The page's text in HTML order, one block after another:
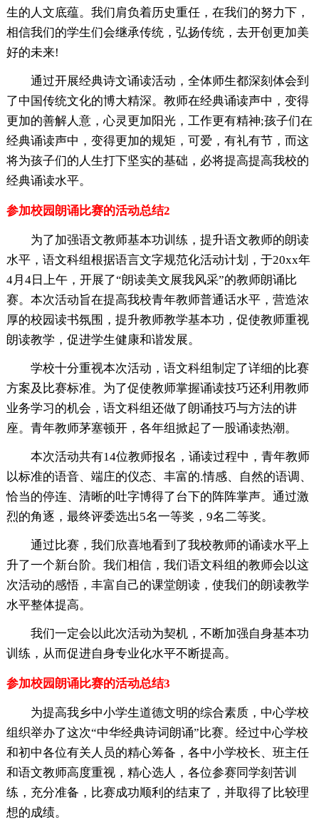
生的人文底蕴。我们肩负着历史重任，在我们的努力下，
相信我们的学生们会继承传统，弘扬传统，去开创更加美
好的未来!
通过开展经典诗文诵读活动，全体师生都深刻体会到
了中国传统文化的博大精深。教师在经典诵读声中，变得
更加的善解人意，心灵更加阳光，工作更有精神;孩子们在
经典诵读声中，变得更加的规矩，可爱，有礼有节，而这
将为孩子们的人生打下坚实的基础，必将提高提高我校的
经典诵读水平。
参加校园朗诵比赛的活动总结2
为了加强语文教师基本功训练，提升语文教师的朗读
水平，语文科组根据语言文字规范化活动计划，于20xx年
4月4日上午，开展了“朗读美文展我风采”的教师朗诵比
赛。本次活动旨在提高我校青年教师普通话水平，营造浓
厚的校园读书氛围，提升教师教学基本功，促使教师重视
朗读教学，促进学生健康和谐发展。
学校十分重视本次活动，语文科组制定了详细的比赛
方案及比赛标准。为了促使教师掌握诵读技巧还利用教师
业务学习的机会，语文科组还做了朗诵技巧与方法的讲
座。青年教师茅塞顿开，各年组掀起了一股诵读热潮。
本次活动共有14位教师报名，诵读过程中，青年教师
以标准的语音、端庄的仪态、丰富的.情感、自然的语调、
恰当的停连、清晰的吐字博得了台下的阵阵掌声。通过激
烈的角逐，最终评委选出5名一等奖，9名二等奖。
通过比赛，我们欣喜地看到了我校教师的诵读水平上
升了一个新台阶。我们相信，我们语文科组的教师会以这
次活动的感悟，丰富自己的课堂朗读，使我们的朗读教学
水平整体提高。
我们一定会以此次活动为契机，不断加强自身基本功
训练，从而促进自身专业化水平不断提高。
参加校园朗诵比赛的活动总结3
为提高我乡中小学生道德文明的综合素质，中心学校
组织举办了这次“中华经典诗词朗诵”比赛。经过中心学校
和初中各位有关人员的精心筹备，各中小学校长、班主任
和语文教师高度重视，精心选人，各位参赛同学刻苦训
练，充分准备，比赛成功顺利的结束了，并取得了比较理
想的成绩。